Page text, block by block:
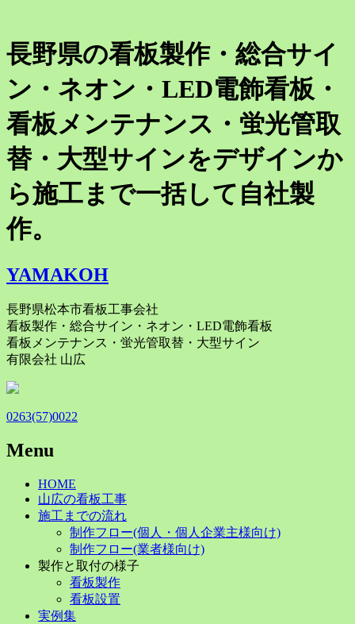
長野県の看板製作・総合サイ
ン・ネオン・LED電飾看板・
看板メンテナンス・蛍光管取
替・大型サインをデザインか
ら施工まで一括して自社製
作。
YAMAKOH
長野県松本市看板工事会社
看板製作・総合サイン・ネオン・LED電飾看板
看板メンテナンス・蛍光管取替・大型サイン
有限会社 山広
0263(57)0022
Menu
Skip
content
HOME
山広の看板工事
施工までの流れ
制作フロー(個人・個人企業主様向け)
制作フロー(業者様向け)
製作と取付の様子
看板製作
看板設置
実例集